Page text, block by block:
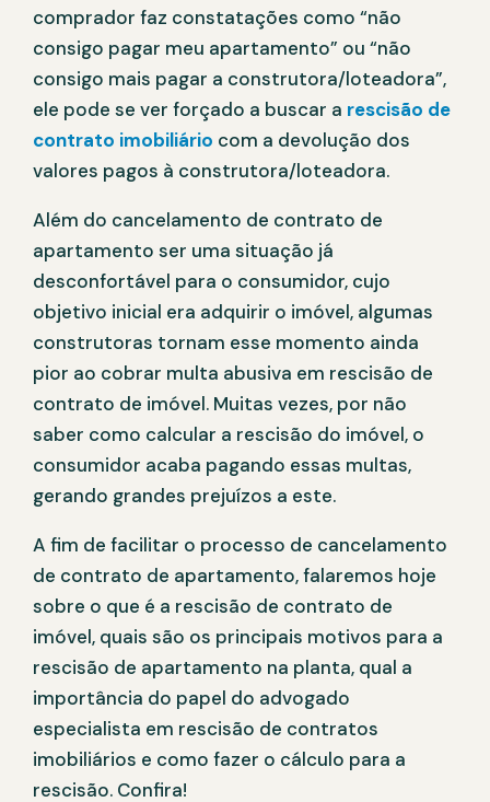
comprador faz constatações como “não
consigo pagar meu apartamento” ou “não
consigo mais pagar a construtora/loteadora”,
ele pode se ver forçado a buscar a rescisão de
contrato imobiliário com a devolução dos
valores pagos à construtora/loteadora.
Além do cancelamento de contrato de
apartamento ser uma situação já
desconfortável para o consumidor, cujo
objetivo inicial era adquirir o imóvel, algumas
construtoras tornam esse momento ainda
pior ao cobrar multa abusiva em rescisão de
contrato de imóvel. Muitas vezes, por não
saber como calcular a rescisão do imóvel, o
consumidor acaba pagando essas multas,
gerando grandes prejuízos a este.
A fim de facilitar o processo de cancelamento
de contrato de apartamento, falaremos hoje
sobre o que é a rescisão de contrato de
imóvel, quais são os principais motivos para a
rescisão de apartamento na planta, qual a
importância do papel do advogado
especialista em rescisão de contratos
imobiliários e como fazer o cálculo para a
rescisão. Confira!